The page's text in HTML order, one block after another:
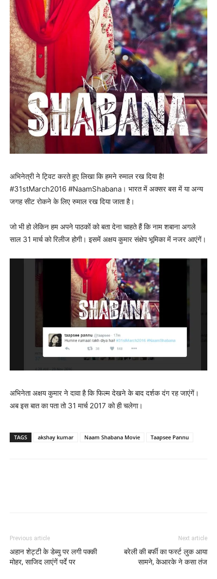
अभिनेत्री ने ट्विट करते हुए लिखा कि हमने रुमाल रख दिया है!
#31stMarch2016 #NaamShabana। भारत में अक्‍सर बस में या अन्‍य
जगह सीट रोकने के लिए रुमाल रख दिया जाता है।
जो भी हो लेकिन हम अपने पाठकों को बता देना चाहते हैं कि नाम शबाना अगले
साल 31 मार्च को रिलीज होगी। इसमें अक्षय कुमार संक्षेप भूमिका में नजर आएंगें।
अभिनेता अक्षय कुमार ने दावा है कि फिल्‍म देखने के बाद दर्शक दंग रह जाएंगें।
अब इस बात का पता तो 31 मार्च 2017 को ही चलेगा।
TAGS akshay kumar Naam Shabana Movie Taapsee Pannu
Previous article
अहान शेट्टी के डेब्‍यु पर लगी पक्‍की
मोहर, साजिद लाएंगें पर्दे पर
Next article
बरेली की बर्फी का फर्स्‍ट लुक आया
सामने, केआरके ने कसा तंज